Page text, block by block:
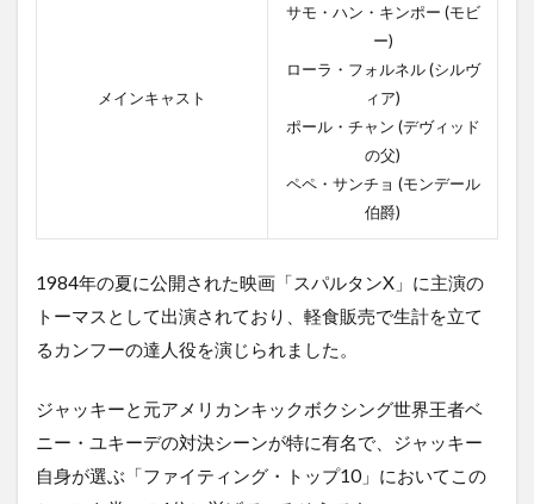
メインキャスト
サモ・ハン・キンポー (モビ
ー)
ローラ・フォルネル (シルヴ
ィア)
ポール・チャン (デヴィッド
の父)
ペペ・サンチョ (モンデール
伯爵)
1984年の夏に公開された映画「スパルタンX」に主演の
トーマスとして出演されており、軽食販売で生計を立て
るカンフーの達人役を演じられました。
ジャッキーと元アメリカンキックボクシング世界王者ベ
ニー・ユキーデの対決シーンが特に有名で、ジャッキー
自身が選ぶ「ファイティング・トップ10」においてこの